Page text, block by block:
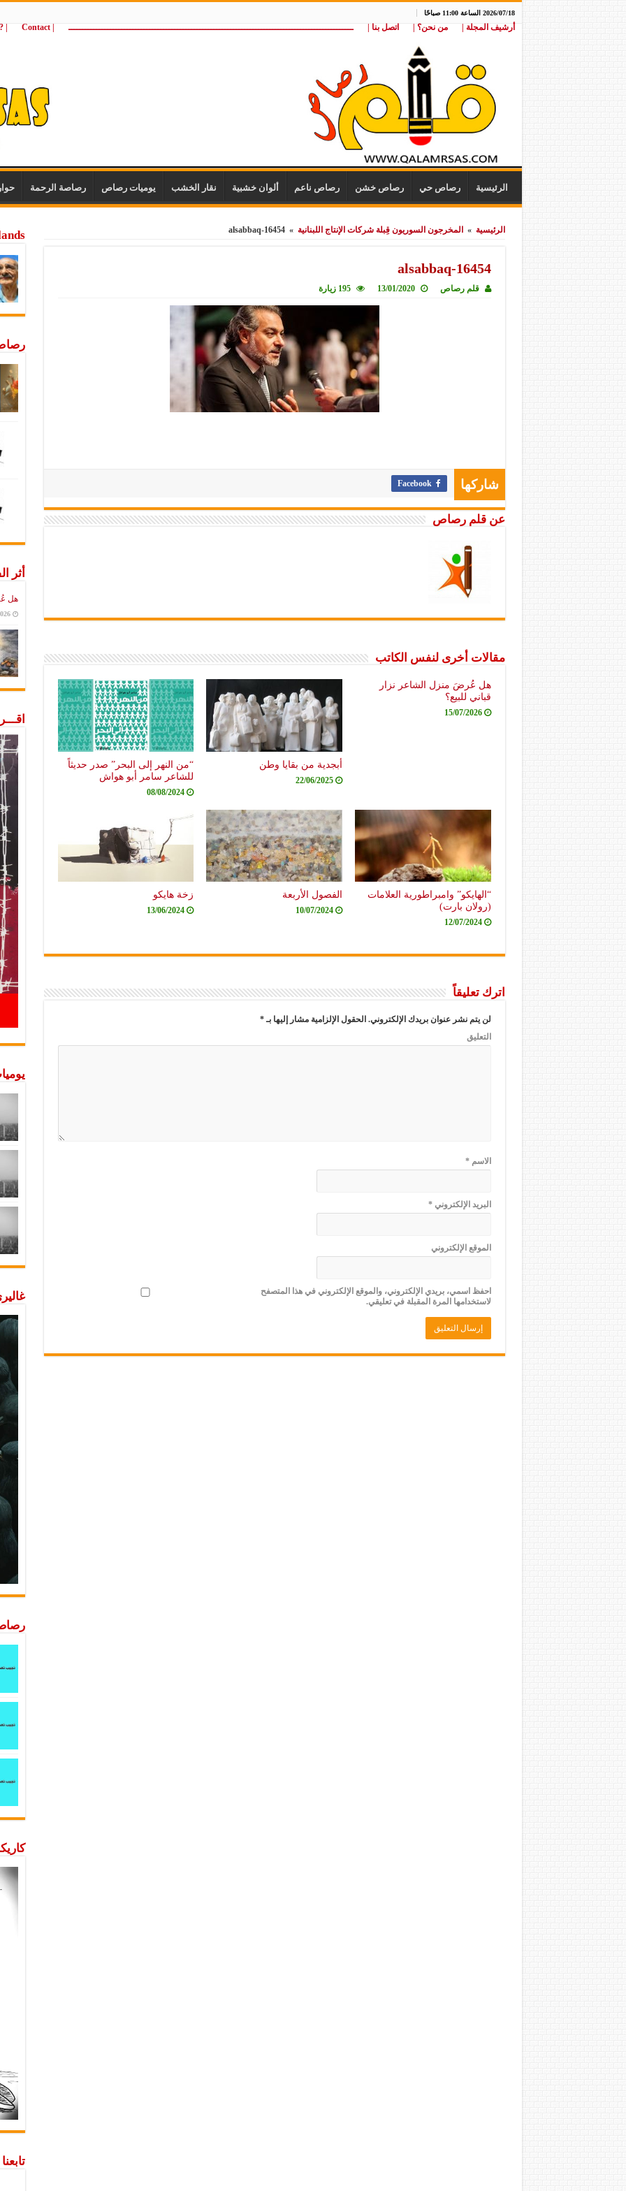
2026/07/18 الساعة 11:00 صباحًا
أرشيف المجلة | من نحن؟ | اتصل بنا | ــــــــــــــــــــــــــــــــــــــــــــــــــــــــــــــــــــــــــــــــــــــــــــــــــــــ | Contact
wij
الرئيسية رصاص حي رصاص خشن رصاص ناعم ألوان خشبية نقار الخشب يوميات رصاص رصاصة الرحمة
الرئيسية » المخرجون السوريون قِبلة شركات الإنتاج اللبنانية »
alsabbaq-16454
alsabbaq-16454
قلم رصاص 13/01/2020 195 زيارة
شاركها Facebook
عن قلم رصاص
مقالات أخرى لنفس الكاتب
هل عُرضَ منزل الشاعر نزار
قباني للبيع؟
15/07/2026
أبجدية من بقايا وطن
22/06/2025
“من النهر إلى البحر” صدر حديثاً
للشاعر سامر أبو هواش
08/08/2024
“الهايكو” وامبراطورية العلامات
(رولان بارت)
12/07/2024
الفصول الأربعة
10/07/2024
زخة هايكو
13/06/2024
اترك تعليقاً
لن يتم نشر عنوان بريدك الإلكتروني. الحقول الإلزامية مشار إليها بـ*
التعليق
الاسم*
البريد الإلكتروني*
الموقع الإلكتروني
احفظ اسمي، بريدي الإلكتروني، والموقع الإلكتروني في هذا المتصفح
لاستخدامها المرة المقبلة في تعليقي.
أثر
هل